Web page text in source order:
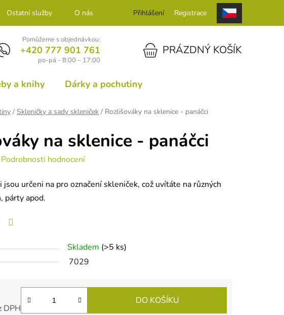
Ostatní služby O nás KontaktPřihlášení Registrace
Pomůžeme s objednávkou:
+420 777 901 761
po-pá - 8:00 – 17:00
NÁKUPNÍ KOŠÍKPRÁZDNÝ KOŠÍK
a knihy Dárky a pochutiny
/ Skleničky a sady skleniček / Rozlišováky na sklenice - panáčci
na sklenice - panáčci
Podrobnosti hodnocení
jsou určeni na pro označení skleniček, což uvítáte na různých
párty apod.
Skladem (>5 ks)
7029
DPH
DO KOŠÍKU